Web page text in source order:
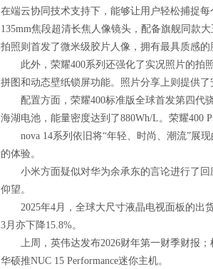
在端云协同技术支持下，能够让用户轻松捕捉
135mm焦段超清长焦人像镜头，配备旗舰同款
拍照则首发了微米级胶片人像，拥有最具质感的
此外，荣耀400系列还强化了实况照片的拍
拼图和动态壁纸锁屏功能。照片分享上则提供
配置方面，荣耀400标准版全球首发第四代骁
海湖电池，能量密度达到了880Wh/L。荣耀400
nova 14系列依旧将“年轻、时尚、潮流”展现
的体验。
小米方面疑似对华为余承东的言论进行了回
仰望。
2025年4月，全球大尺寸液晶电视面板的出货
3月亦下降15.8%。
上周，英伟达发布2026财年第一财季财报；
华硕推NUC 15 Performance迷你主机。